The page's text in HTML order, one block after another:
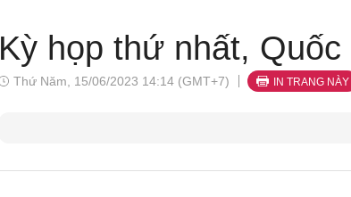
Kỳ họp thứ nhất,
Thứ Năm, 15/06/2023 14:14 (GMT+7) IN TRANG NÀY